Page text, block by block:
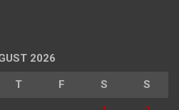
2026
T F S S